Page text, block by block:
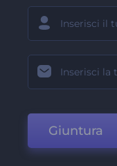
Giuntura